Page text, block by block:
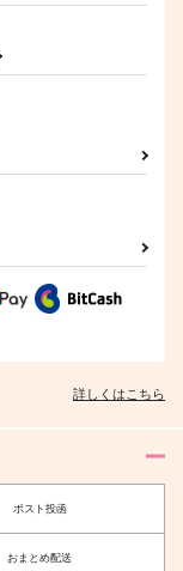
Lorosono
をお断りしたらお泊ま
しまった
284円（税込）
詳しくはこちら
ポスト投函
おまとめ配送